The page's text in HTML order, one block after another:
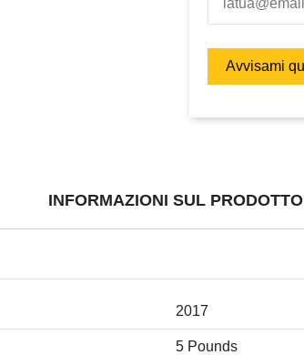
INFORMAZIONI SUL PRODOTTO
2017
5 Pounds